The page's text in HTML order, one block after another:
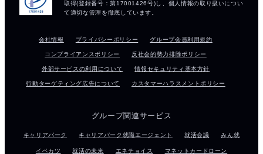
会社情報 プライバシーポリシー グループ会員利用規約
コンプライアンスポリシー 反社会的勢力排除ポリシー
外部サービスの利用について 情報セキュリティ基本方針
行動ターゲティング広告について カスタマーハラスメントポリシー